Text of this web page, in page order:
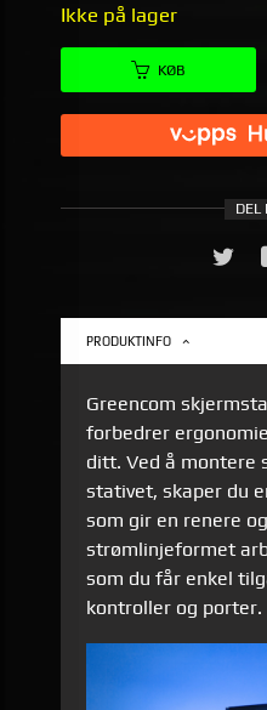
Ikke på lager
KØB
DEL
PRODUKTINFO
Greencom
forbedrer
ditt. Ved å montere
stativet, skaper du
som gir en renere
strømlinjeformet
som du får enkel
kontroller og porter.